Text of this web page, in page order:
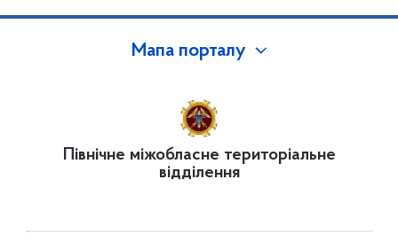
Мапа порталу
Північне міжобласне територіальне
відділення